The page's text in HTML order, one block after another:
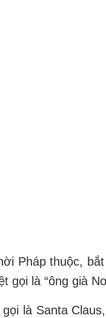
Pháp thuộc,
gọi là “ông già
là Santa